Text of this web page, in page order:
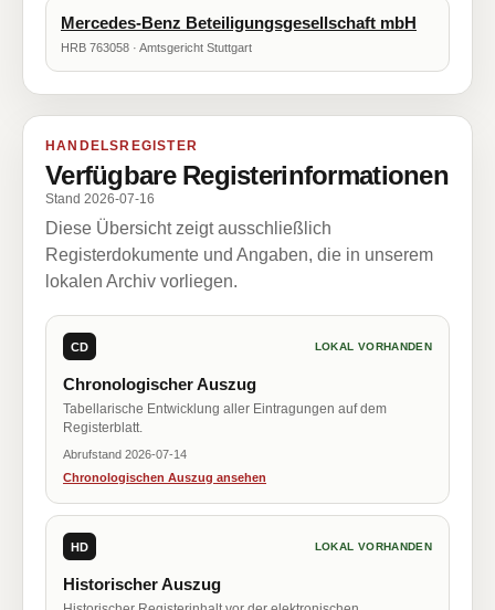
Mercedes-Benz Beteiligungsgesellschaft mbH
HRB 763058 · Amtsgericht Stuttgart
HANDELSREGISTER
Verfügbare Registerinformationen
Stand 2026-07-16
Diese Übersicht zeigt ausschließlich
Registerdokumente und Angaben, die in unserem
lokalen Archiv vorliegen.
CD LOKAL VORHANDEN
Chronologischer Auszug
Tabellarische Entwicklung aller Eintragungen auf dem
Registerblatt.
Abrufstand 2026-07-14
Chronologischen Auszug ansehen
HD LOKAL VORHANDEN
Historischer Auszug